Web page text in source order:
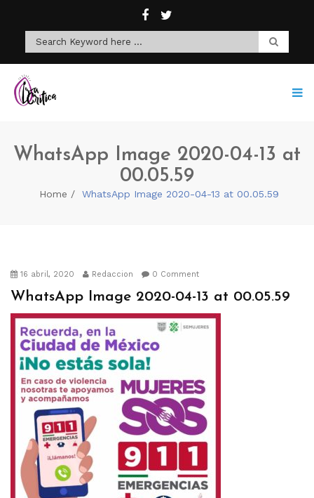
WhatsApp Image 2020-04-13 at
00.05.59
Home WhatsApp Image 2020-04-13 at 00.05.59
16 abril, 2020 Redaccion 0 Comment
WhatsApp Image 2020-04-13 at 00.05.59